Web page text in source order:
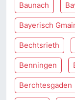
Baunach
Bayerisch
Bechtsrieth
Benningen
Berchtesgaden